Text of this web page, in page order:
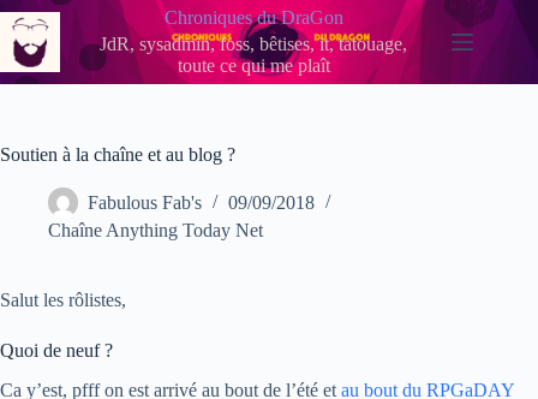
Passer
au
contenu
Chroniques du DraGon
JdR, sysadmin, foss, bêtises, it, tatouage,
toute ce qui me plaît
Soutien à la chaîne et au blog ?
Fabulous Fab's
09/09/2018
Chaîne Anything Today Net
Salut les rôlistes,
Quoi de neuf ?
Ca y’est, pfff on est arrivé au bout de l’été et au bout du RPGaDAY